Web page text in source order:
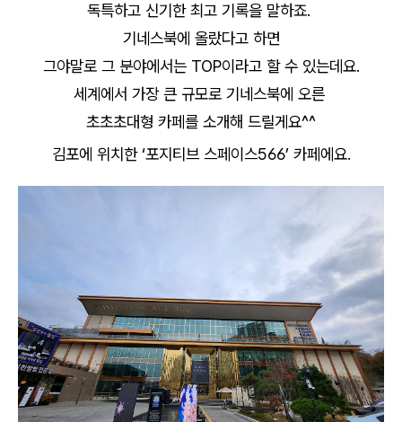
독특하고 신기한 최고 기록을 말하죠.
기네스북에 올랐다고 하면
그야말로 그 분야에서는 TOP이라고 할 수 있는데요.
세계에서 가장 큰 규모로 기네스북에 오른
초초초대형 카페를 소개해 드릴게요^^
김포에 위치한 ‘포지티브 스페이스566’ 카페에요.